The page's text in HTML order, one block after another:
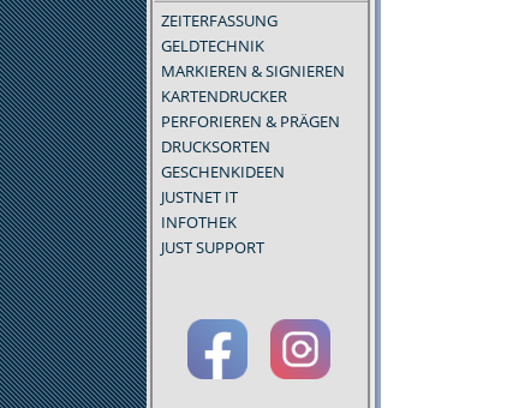
ZEITERFASSUNG
GELDTECHNIK
MARKIEREN & SIGNIEREN
KARTENDRUCKER
PERFORIEREN & PRÄGEN
DRUCKSORTEN
GESCHENKIDEEN
JUSTNET IT
INFOTHEK
JUST SUPPORT